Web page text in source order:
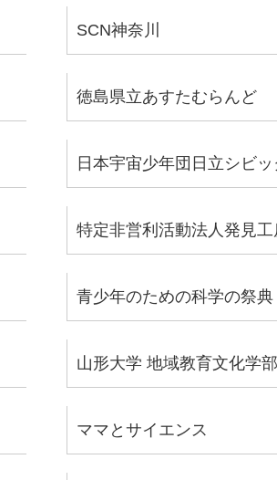
SCN神奈川
徳島県立あすたむらんど
日本宇宙少年団日立シビ
特定非営利活動法人発見工
青少年のための科学の祭
山形大学 地域教育文化学部
ママとサイエンス